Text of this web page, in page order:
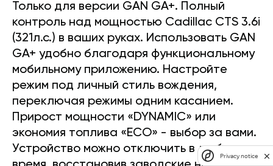
Только для версии GAN GA+. Полный
контроль над мощностью Cadillac CTS 3.6i
(321л.с.) в ваших руках. Использовать GAN
GA+ удобно благодаря функциональному
мобильному приложению. Настройте
режим под личный стиль вождения,
переключая режимы одним касанием.
Прирост мощности «DYNAMIC» или
экономия топлива «ECO» - выбор за вами.
Устройство можно отключить в любое
Privacy notice